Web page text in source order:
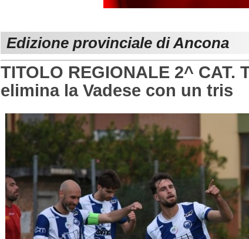
Edizione provinciale di Ancona
TITOLO REGIONALE 2^ CAT.
elimina la Vadese con un tris